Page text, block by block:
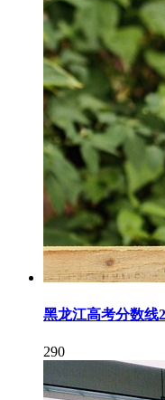
黑龙江高考分数线
290